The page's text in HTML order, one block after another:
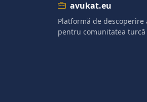
avukat.eu
Platformă de descoperire
pentru comunitatea turcă